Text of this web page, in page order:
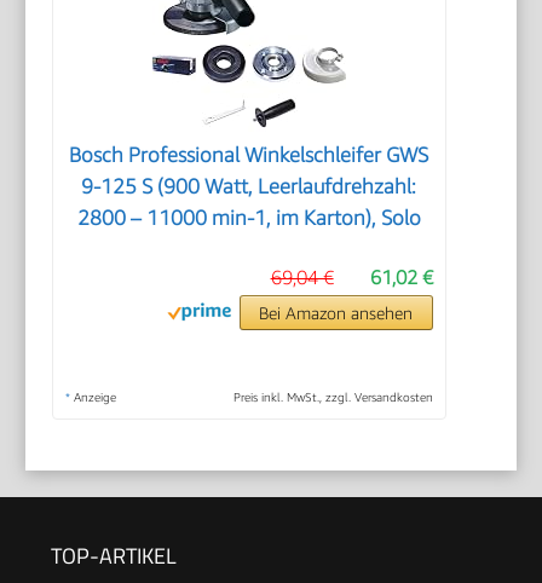
Bosch Professional Winkelschleifer GWS
9-125 S (900 Watt, Leerlaufdrehzahl:
2800 – 11000 min-1, im Karton), Solo
61,02 €
69,04 €
Bei Amazon ansehen
* Anzeige Preis inkl. MwSt., zzgl. Versandkosten
TOP-ARTIKEL